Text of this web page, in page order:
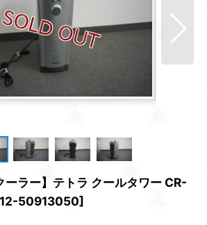
ーラー】テトラ クールタワー CR-
50913050]